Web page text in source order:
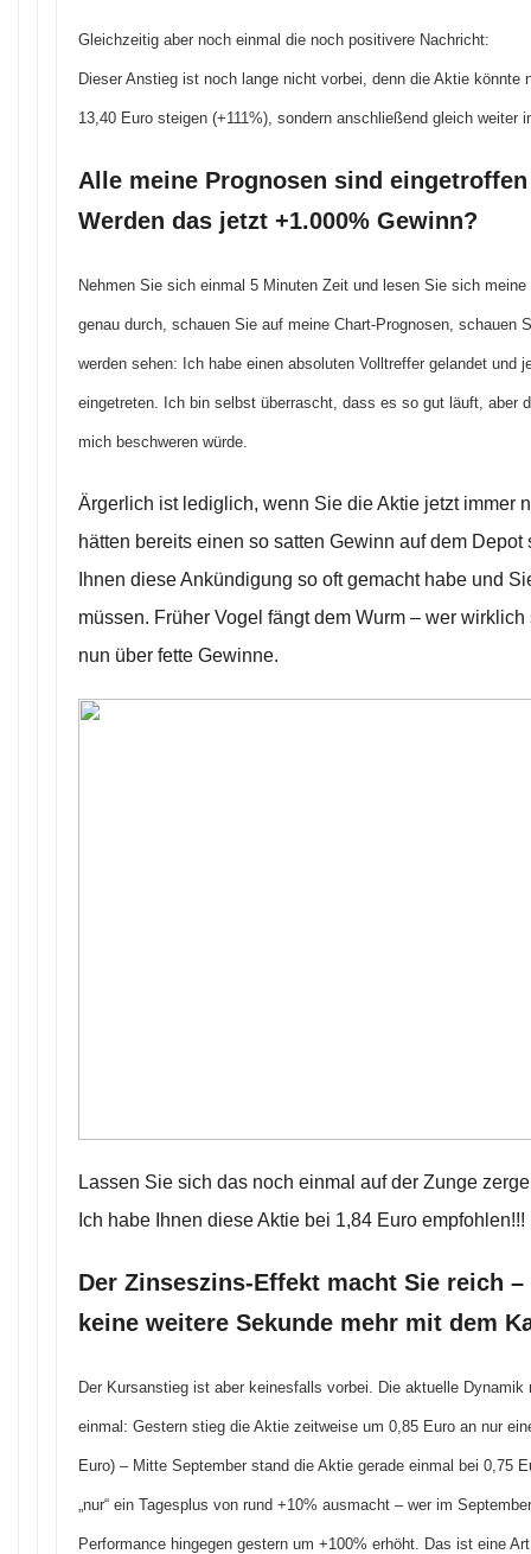
Gleichzeitig aber noch einmal die noch positivere Nachricht:
Dieser Anstieg ist noch lange nicht vorbei, denn die Aktie könnte
13,40 Euro steigen (+111%), sondern anschließend gleich weiter
Alle meine Prognosen sind eingetroffen
Werden das jetzt +1.000% Gewinn?
Nehmen Sie sich einmal 5 Minuten Zeit und lesen Sie sich
genau durch, schauen Sie auf meine Chart-Prognosen, schauen
werden sehen: Ich habe einen absoluten Volltreffer gelandet und
eingetreten. Ich bin selbst überrascht, dass es so gut läuft, aber
mich beschweren würde.
Ärgerlich ist lediglich, wenn Sie die Aktie jetzt immer
hätten bereits einen so satten Gewinn auf dem
Ihnen diese Ankündigung so oft gemacht habe und
müssen. Früher Vogel fängt dem Wurm – wer
nun über fette Gewinne.
Lassen Sie sich das noch einmal auf der Zunge
Ich habe Ihnen diese Aktie bei 1,84 Euro empfohlen!!!
Der Zinseszins-Effekt macht Sie reich –
keine weitere Sekunde mehr mit dem
Der Kursanstieg ist aber keinesfalls vorbei. Die aktuelle
einmal: Gestern stieg die Aktie zeitweise um 0,85 Euro an nur
Euro) – Mitte September stand die Aktie gerade einmal bei 0,75
„nur“ ein Tagesplus von rund +10% ausmacht – wer im
Performance hingegen gestern um +100% erhöht. Das ist eine